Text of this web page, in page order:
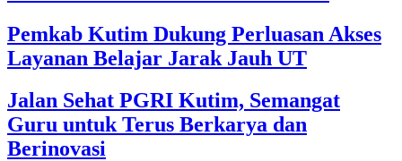
Pemkab Kutim Dukung Perluasan Akses
Layanan Belajar Jarak Jauh UT
Jalan Sehat PGRI Kutim, Semangat
Guru untuk Terus Berkarya dan
Berinovasi